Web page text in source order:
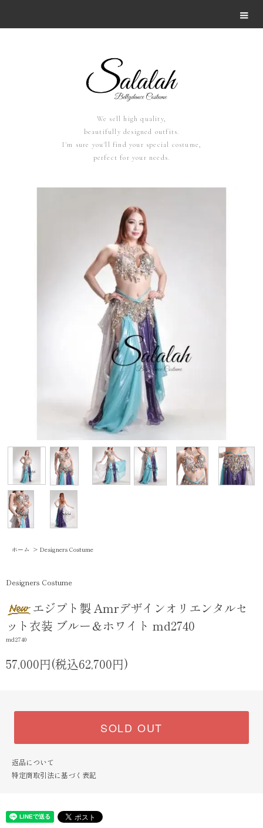
We sell high quality,
beautifully designed outfits.
I'm sure you'll find your special costume,
perfect for your needs.
ホーム > Designers Costume
Designers Costume
エジプト製 Amrデザインオリエンタルセ
ット衣装 ブルー＆ホワイト md2740
md2740
57,000円(税込62,700円)
SOLD OUT
返品について
特定商取引法に基づく表記